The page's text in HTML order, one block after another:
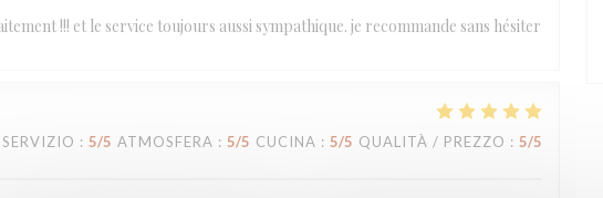
!!! et le service toujours aussi sympathique. je recommande sans hésiter
SERVIZIO : 5/5 ATMOSFERA : 5/5 CUCINA : 5/5 QUALITÀ / PREZZO : 5/5